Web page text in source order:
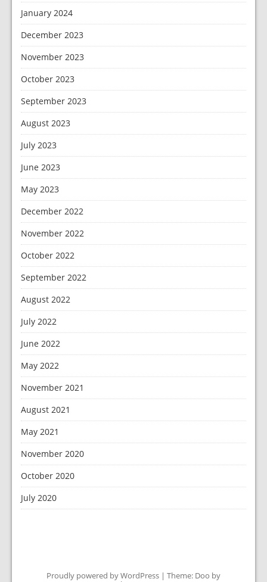
January 2024
December 2023
November 2023
October 2023
September 2023
August 2023
July 2023
June 2023
May 2023
December 2022
November 2022
October 2022
September 2022
August 2022
July 2022
June 2022
May 2022
November 2021
August 2021
May 2021
November 2020
October 2020
July 2020
Proudly powered by WordPress | Theme: Doo by